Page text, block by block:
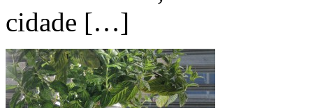
cidade […]